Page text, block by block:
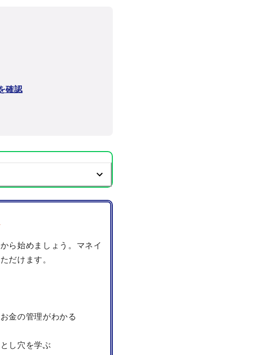
確認
ら始めましょう。マネイ
だけます。
金の管理がわかる
し穴を学ぶ